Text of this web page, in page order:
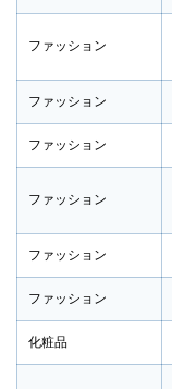
ファッション
ファッション
ファッション
ファッション
ファッション
ファッション
化粧品